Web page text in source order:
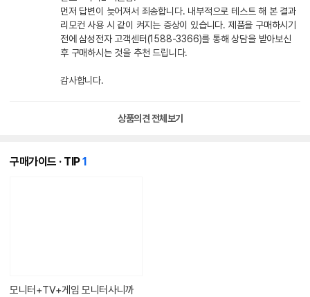
먼저 답변이 늦어져서 죄송합니다. 내부적으로 테스트 해 본 결과
리모컨 사용 시 같이 켜지는 증상이 있습니다. 제품을 구매하시기
전에 삼성전자 고객센터(1588-3366)를 통해 상담을 받아보신
후 구매하시는 것을 추천 드립니다.
감사합니다.
상품의견 전체보기
구매가이드 · TIP1개
모니터+TV+게임 모니터사니까